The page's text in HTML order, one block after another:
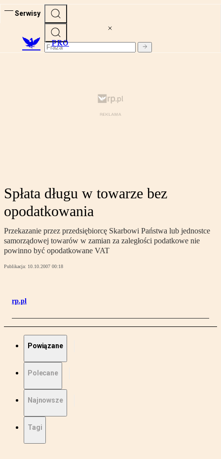
Serwisy
PRO
Spłata długu w towarze bez
opodatkowania
Przekazanie przez przedsiębiorcę Skarbowi Państwa lub jednostce
samorządowej towarów w zamian za zaległości podatkowe nie
powinno być opodatkowane VAT
Publikacja: 10.10.2007 00:18
rp.pl
Powiązane
Polecane
Najnowsze
Tagi